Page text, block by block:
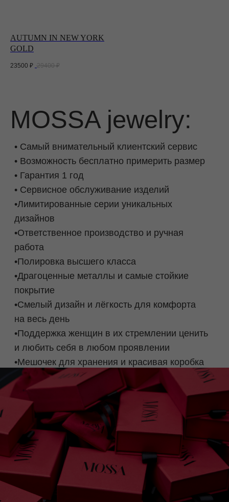
AUTUMN IN NEW YORK
GOLD
23500 ₽ 29400 ₽